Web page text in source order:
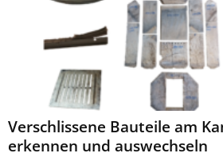
Verschlissene Bauteile am
erkennen und auswechseln